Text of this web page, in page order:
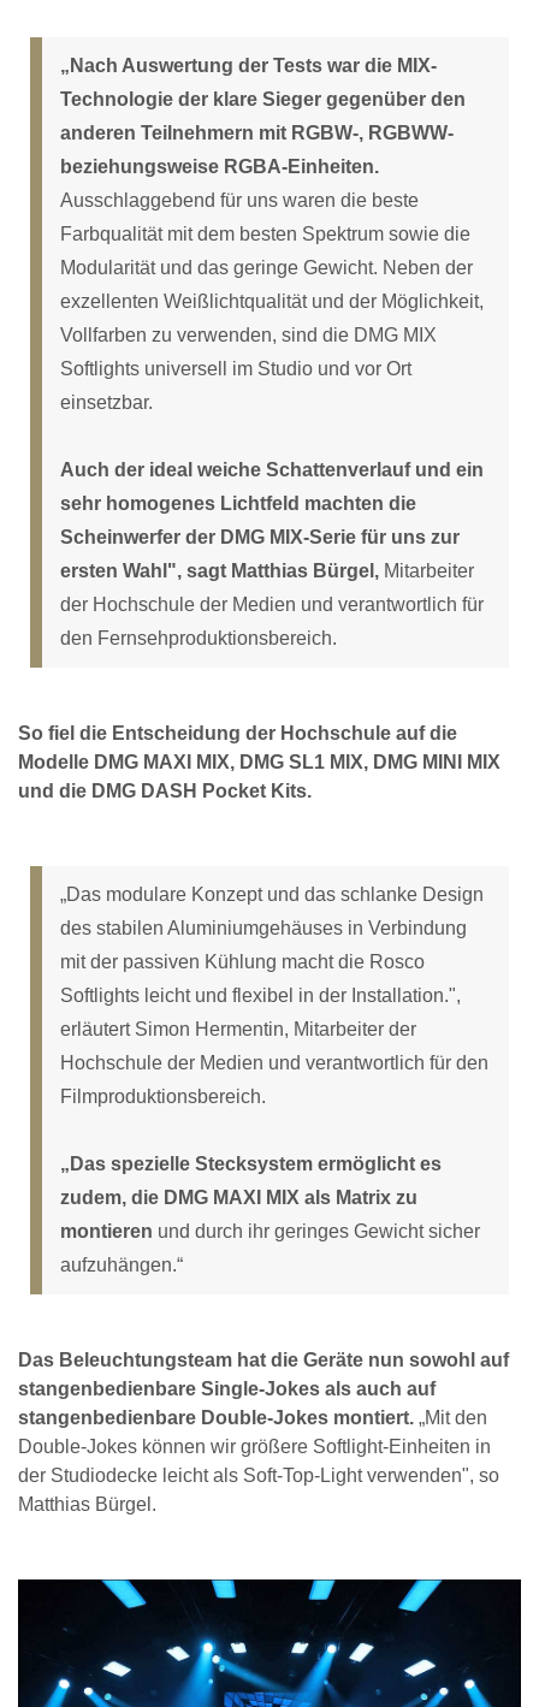
„Nach Auswertung der Tests war die MIX-
Technologie der klare Sieger gegenüber den
anderen Teilnehmern mit RGBW-, RGBWW-
beziehungsweise RGBA-Einheiten.
Ausschlaggebend für uns waren die beste
Farbqualität mit dem besten Spektrum sowie die
Modularität und das geringe Gewicht. Neben der
exzellenten Weißlichtqualität und der Möglichkeit,
Vollfarben zu verwenden, sind die DMG MIX
Softlights universell im Studio und vor Ort
einsetzbar.
Auch der ideal weiche Schattenverlauf und ein
sehr homogenes Lichtfeld machten die
Scheinwerfer der DMG MIX-Serie für uns zur
ersten Wahl", sagt Matthias Bürgel, Mitarbeiter
der Hochschule der Medien und verantwortlich für
den Fernsehproduktionsbereich.
So fiel die Entscheidung der Hochschule auf die
Modelle DMG MAXI MIX, DMG SL1 MIX, DMG MINI MIX
und die DMG DASH Pocket Kits.
„Das modulare Konzept und das schlanke Design
des stabilen Aluminiumgehäuses in Verbindung
mit der passiven Kühlung macht die Rosco
Softlights leicht und flexibel in der Installation.",
erläutert Simon Hermentin, Mitarbeiter der
Hochschule der Medien und verantwortlich für den
Filmproduktionsbereich.
„Das spezielle Stecksystem ermöglicht es
zudem, die DMG MAXI MIX als Matrix zu
montieren und durch ihr geringes Gewicht sicher
aufzuhängen.“
Das Beleuchtungsteam hat die Geräte nun sowohl auf
stangenbedienbare Single-Jokes als auch auf
stangenbedienbare Double-Jokes montiert. „Mit den
Double-Jokes können wir größere Softlight-Einheiten in
der Studiodecke leicht als Soft-Top-Light verwenden", so
Matthias Bürgel.